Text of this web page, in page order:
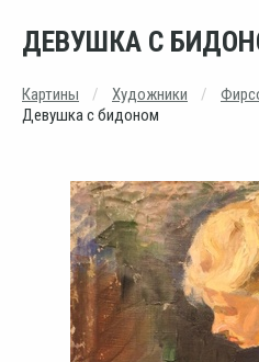
ДЕВУШКА С
Картины Художники
Девушка с бидоном